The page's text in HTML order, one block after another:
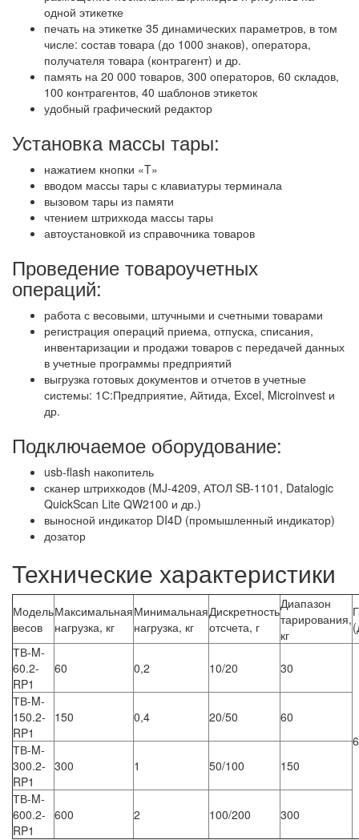
одной этикетке
печать на этикетке 35 динамических параметров, в том
числе: состав товара (до 1000 знаков), оператора,
получателя товара (контрагент) и др.
память на 20 000 товаров, 300 операторов, 60 складов,
100 контрагентов, 40 шаблонов этикеток
удобный графический редактор
Установка массы тары:
нажатием кнопки «T»
вводом массы тары с клавиатуры терминала
вызовом тары из памяти
чтением штрихкода массы тары
автоустановкой из справочника товаров
Проведение товароучетных
операций:
работа с весовыми, штучными и счетными товарами
регистрация операций приема, отпуска, списания,
инвентаризации и продажи товаров с передачей данных
в учетные программы предприятий
выгрузка готовых документов и отчетов в учетные
системы: 1С:Предприятие, Айтида, Excel, Microinvest и
др.
Подключаемое оборудование:
usb-flash накопитель
сканер штрихкодов (MJ-4209, АТОЛ SB-1101, Datalogic
QuickScan Lite QW2100 и др.)
выносной индикатор DI4D (промышленный индикатор)
дозатор
Технические характеристики
Модель
весов
Максимальная
нагрузка, кг
Минимальная
нагрузка, кг
Дискретность
отсчета, г
Диапазон
тарирования,
кг
ТВ-M-
60.2-
RP1
60 0,2 10/20 30
ТВ-M-
150.2-
RP1
150 0,4 20/50 60
ТВ-M-
300.2-
RP1
300 1 50/100 150
ТВ-M-
600.2-
RP1
600 2 100/200 300